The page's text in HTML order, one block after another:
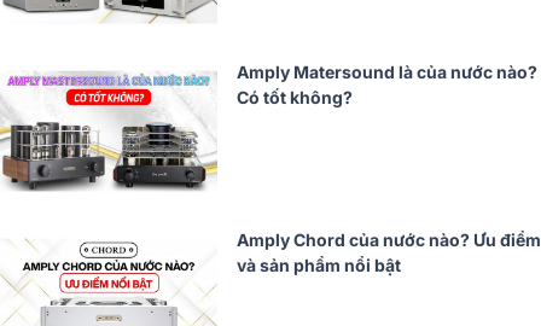
Amply Matersound là của nước nào?
Có tốt không?
Amply Chord của nước nào? Ưu điểm
và sản phẩm nổi bật